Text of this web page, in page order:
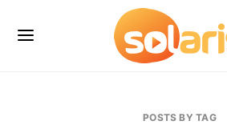
POSTS BY TAG